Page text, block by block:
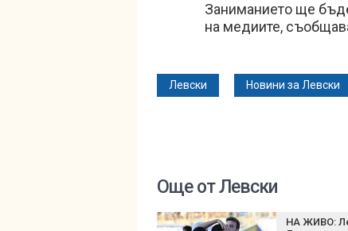
Заниманието ще
на медиите,
Левски Новини за Левски
Още от Левски
НА ЖИВО: